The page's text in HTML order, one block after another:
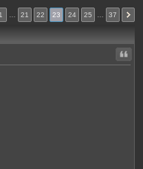
1 21 22 23 24 25 37
Citer